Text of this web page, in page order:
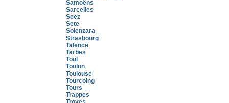
Samoëns
Sarcelles
Seez
Sete
Solenzara
Strasbourg
Talence
Tarbes
Toul
Toulon
Toulouse
Tourcoing
Tours
Trappes